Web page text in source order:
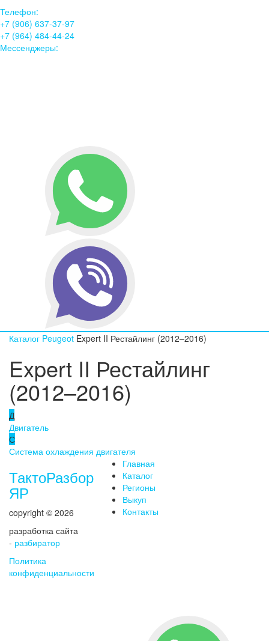
Телефон:
+7 (906) 637-37-97
+7 (964) 484-44-24
Мессенджеры:
Каталог Peugeot Expert II Рестайлинг (2012–2016)
Expert II Рестайлинг
(2012–2016)
Д
Двигатель
С
Система охлаждения двигателя
ТактоРазбор
ЯР
copyright © 2026
разработка сайта
- разбиратор
Политика
конфиденциальности
Главная
Каталог
Регионы
Выкуп
Контакты